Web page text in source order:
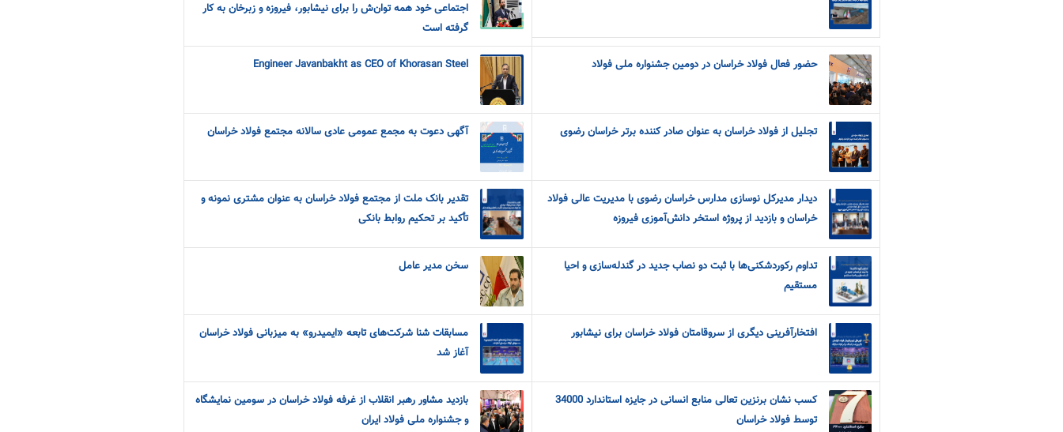
اجتماعی خود همه توان‌ش را برای نیشابور، فیروزه و زبرخان به کار
گرفته است
حضور فعال فولاد خراسان در دومین جشنواره ملی فولاد Engineer Javanbakht as CEO of Khorasan Steel
تجلیل از فولاد خراسان به عنوان صادر کننده برتر خراسان رضوی آگهی دعوت به مجمع عمومی عادی سالانه مجتمع فولاد خراسان
دیدار مدیرکل نوسازی مدارس خراسان رضوی با مدیریت عالی فولاد
خراسان و بازدید از پروژه استخر دانش‌آموزی فیروزه
تقدیر بانک ملت از مجتمع فولاد خراسان به عنوان مشتری نمونه و
تأکید بر تحکیم روابط بانکی
تداوم رکوردشکنی‌ها با ثبت دو نصاب جدید در گندله‌سازی و احیا
مستقیم
سخن مدیر عامل
افتخارآفرینی دیگری از سروقامتان فولاد خراسان برای نیشابور
مسابقات شنا شرکت‌های تابعه «ایمیدرو» به میزبانی فولاد خراسان
آغاز شد
کسب نشان برنزین تعالی منابع انسانی در جایزه استاندارد 34000
توسط فولاد خراسان
بازدید مشاور رهبر انقلاب از غرفه فولاد خراسان در سومین نمایشگاه
و جشنواره ملی فولاد ایران